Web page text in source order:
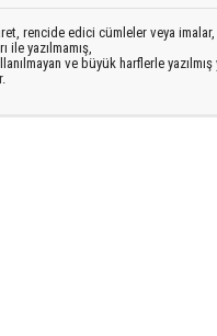
rencide edici cümleler veya imalar,
ile yazılmamış,
ve büyük harflerle